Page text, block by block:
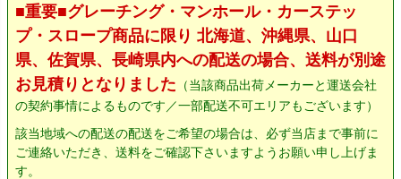
■重要■グレーチング・マンホール・カーステッ
プ・スロープ商品に限り 北海道、沖縄県、山口
県、佐賀県、長崎県内への配送の場合、送料が別途
お見積りとなりました （当該商品出荷メーカーと運送会社
の契約事情によるものです／一部配送不可エリアもございます）
該当地域への配送の配送をご希望の場合は、必ず当店まで事前に
ご連絡いただき、送料をご確認下さいますようお願い申し上げま
す。